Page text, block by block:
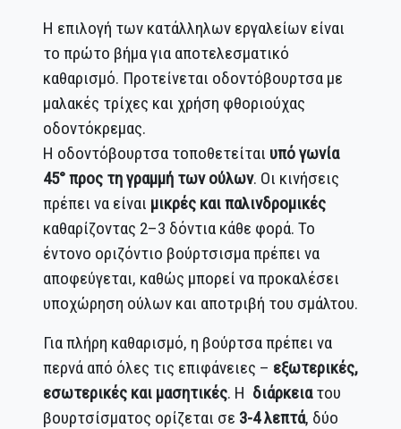
Η επιλογή των κατάλληλων εργαλείων είναι
το πρώτο βήμα για αποτελεσματικό
καθαρισμό. Προτείνεται οδοντόβουρτσα με
μαλακές τρίχες και χρήση φθοριούχας
οδοντόκρεμας.
Η οδοντόβουρτσα τοποθετείται υπό γωνία
45° προς τη γραμμή των ούλων. Οι κινήσεις
πρέπει να είναι μικρές και παλινδρομικές
καθαρίζοντας 2–3 δόντια κάθε φορά. Το
έντονο οριζόντιο βούρτσισμα πρέπει να
αποφεύγεται, καθώς μπορεί να προκαλέσει
υποχώρηση ούλων και αποτριβή του σμάλτου.
Για πλήρη καθαρισμό, η βούρτσα πρέπει να
περνά από όλες τις επιφάνειες – εξωτερικές,
εσωτερικές και μασητικές. Η διάρκειατου
βουρτσίσματος ορίζεται σε 3-4 λεπτά, δύο